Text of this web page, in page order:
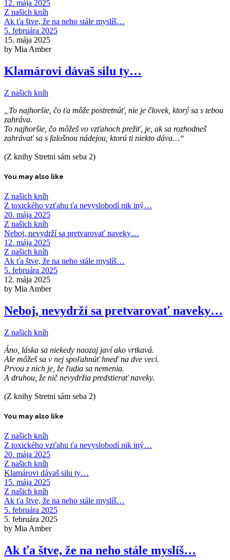
12. mája 2025
Z našich kníh
Ak ťa štve, že na neho stále myslíš…
5. februára 2025
15. mája 2025
by Mia Amber
Klamárovi dávaš silu ty…
Z našich kníh
„To najhoršie, čo ťa môže postretnúť, nie je človek, ktorý sa s tebou
zahráva.
To najhoršie, čo môžeš vo vzťahoch prežiť, je, ak sa rozhodneš
zahrávať sa s falošnou nádejou, ktorú ti niekto dáva…“
(Z knihy Stretni sám seba 2)
You may also like
Z našich kníh
Z toxického vzťahu ťa nevyslobodí nik iný…
20. mája 2025
Z našich kníh
Neboj, nevydrží sa pretvarovať naveky…
12. mája 2025
Z našich kníh
Ak ťa štve, že na neho stále myslíš…
5. februára 2025
12. mája 2025
by Mia Amber
Neboj, nevydrží sa pretvarovať naveky…
Z našich kníh
Áno, láska sa niekedy naozaj javí ako vrtkavá.
Ale môžeš sa v nej spoľahnúť hneď na dve veci.
Prvou z nich je, že ľudia sa nemenia.
A druhou, že nič nevydržia predstierať naveky.
(Z knihy Stretni sám seba 2)
You may also like
Z našich kníh
Z toxického vzťahu ťa nevyslobodí nik iný…
20. mája 2025
Z našich kníh
Klamárovi dávaš silu ty…
15. mája 2025
Z našich kníh
Ak ťa štve, že na neho stále myslíš…
5. februára 2025
5. februára 2025
by Mia Amber
Ak ťa štve, že na neho stále myslíš…